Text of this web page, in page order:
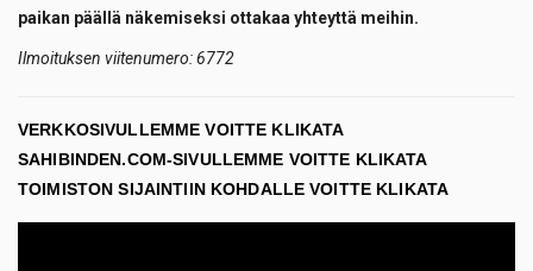
paikan päällä näkemiseksi ottakaa yhteyttä meihin.
Ilmoituksen viitenumero: 6772
VERKKOSIVULLEMME VOITTE KLIKATA
SAHIBINDEN.COM-SIVULLEMME VOITTE KLIKATA
TOIMISTON SIJAINTIIN KOHDALLE VOITTE KLIKATA